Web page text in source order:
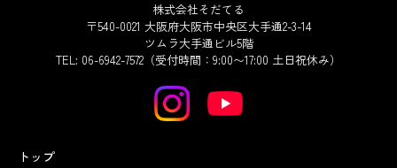
株式会社そだてる
〒540-0021 大阪府大阪市中央区大手通2-3-14
ツムラ大手通ビル5階
TEL: 06-6942-7572（受付時間：9:00〜17:00 土日祝休み）
トップ